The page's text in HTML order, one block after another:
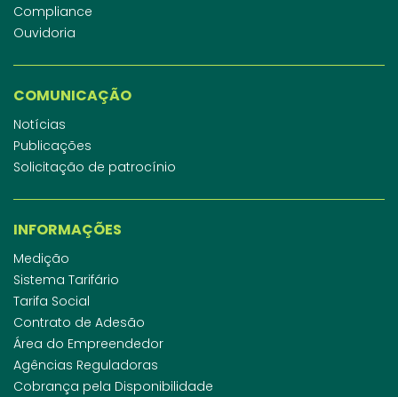
Compliance
Ouvidoria
COMUNICAÇÃO
Notícias
Publicações
Solicitação de patrocínio
INFORMAÇÕES
Medição
Sistema Tarifário
Tarifa Social
Contrato de Adesão
Área do Empreendedor
Agências Reguladoras
Cobrança pela Disponibilidade